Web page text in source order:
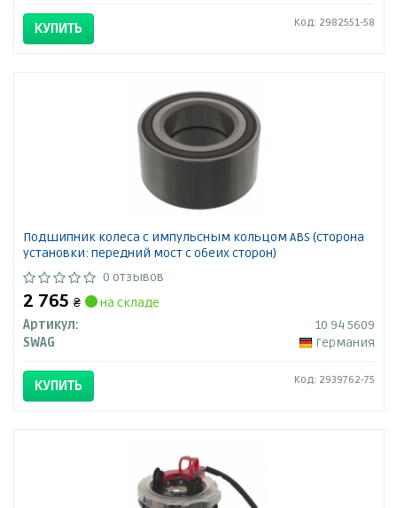
КУПИТЬ Код: 2982551-58
Подшипник колеса с импульсным кольцом ABS (сторона
установки: передний мост с обеих сторон)
0 отзывов
2 765 ₴
на складе
Артикул:
10 94 5609
SWAG
Германия
КУПИТЬ Код: 2939762-75